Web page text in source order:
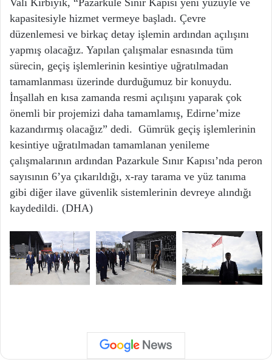
Vali Kırbıyık, “Pazarkule Sınır Kapısı yeni yüzüyle ve
kapasitesiyle hizmet vermeye başladı. Çevre
düzenlemesi ve birkaç detay işlemin ardından açılışını
yapmış olacağız. Yapılan çalışmalar esnasında tüm
sürecin, geçiş işlemlerinin kesintiye uğratılmadan
tamamlanması üzerinde durduğumuz bir konuydu.
İnşallah en kısa zamanda resmi açılışını yaparak çok
önemli bir projemizi daha tamamlamış, Edirne’mize
kazandırmış olacağız” dedi. Gümrük geçiş işlemlerinin
kesintiye uğratılmadan tamamlanan yenileme
çalışmalarının ardından Pazarkule Sınır Kapısı’nda peron
sayısının 6’ya çıkarıldığı, x-ray tarama ve yüz tanıma
gibi diğer ilave güvenlik sistemlerinin devreye alındığı
kaydedildi. (DHA)